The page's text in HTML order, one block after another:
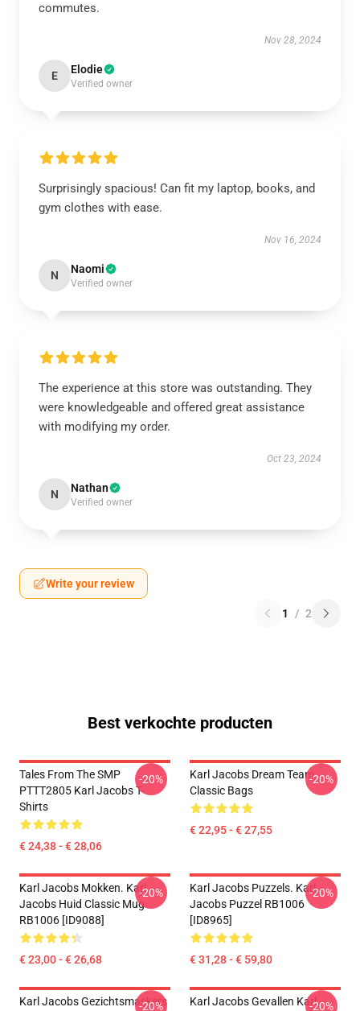
commutes.
Nov 28, 2024
E Elodie
Verified owner
Surprisingly spacious! Can fit my laptop, books, and
gym clothes with ease.
Nov 16, 2024
N Naomi
Verified owner
The experience at this store was outstanding. They
were knowledgeable and offered great assistance
with modifying my order.
Oct 23, 2024
N Nathan
Verified owner
Write your review
1 / 2
Best verkochte producten
Tales From The SMP
PTTT2805 Karl Jacobs T-
Shirts
€ 24,38 - € 28,06
-20%
Karl Jacobs Dream Team
Classic Bags
€ 22,95 - € 27,55
-20%
Karl Jacobs Mokken. Karl
Jacobs Huid Classic Mug
RB1006 [ID9088]
€ 23,00 - € 26,68
-20%
Karl Jacobs Puzzels. Karl
Jacobs Puzzel RB1006
[ID8965]
€ 31,28 - € 59,80
-20%
Karl Jacobs Gezichtsmaskers
-20%
Karl Jacobs Gevallen Karl-20%